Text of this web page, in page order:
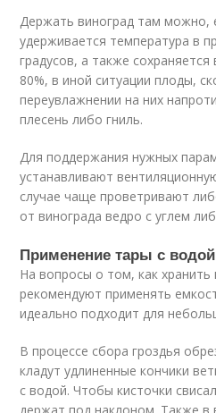
Держать виноград там можно,
удерживается температура в
градусов, а также
80%, в иной ситуации плоды,
переувлажнении на них
плесень либо гниль.
Для поддержания нужных
устанавливают
случае чаще проветривают
от винограда ведро с углем
Применение тары с водой
На вопросы о том, как хранить
рекомендуют применять
идеально подходит для
В процессе сбора гроздья
кладут удлиненные кончики
с водой. Чтобы кисточки